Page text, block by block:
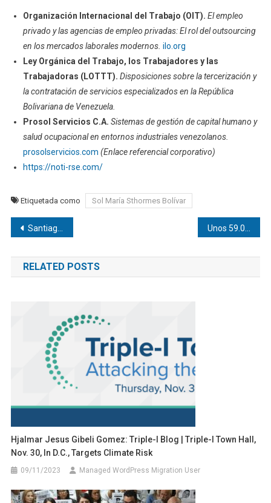
Organización Internacional del Trabajo (OIT). El empleo
privado y las agencias de empleo privadas: El rol del outsourcing
en los mercados laborales modernos. ilo.org
Ley Orgánica del Trabajo, los Trabajadores y las
Trabajadoras (LOTTT). Disposiciones sobre la tercerización y
la contratación de servicios especializados en la República
Bolivariana de Venezuela.
Prosol Servicios C.A. Sistemas de gestión de capital humano y
salud ocupacional en entornos industriales venezolanos.
prosolservicios.com (Enlace referencial corporativo)
https://noti-rse.com/
Etiquetada como Sol María Sthormes Bolívar
Navegación
de
entradas
Santiago Uzcátegui Pinto | Modelos de Distribución Directa al Consumidor (D2C) para Pequeños Productores Rurales Unos 59.000 edificios afectados en Venezuela, según evaluacion de la NASA
RELATED POSTS
Hjalmar Jesus Gibeli Gomez: Triple-I Blog | Triple-I Town Hall,
Nov. 30, In D.C., Targets Climate Risk
09/11/2023 Managed WordPress Migration User